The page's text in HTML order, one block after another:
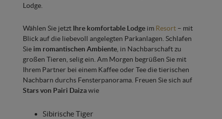
Lodge.
Wählen Sie jetzt Ihre komfortable Lodgeim Resort– mit
Blick auf die liebevoll angelegten Parkanlagen. Schlafen
Sie im romantischen Ambiente, in Nachbarschaft zu
großen Tieren, selig ein. Am Morgen begrüßen Sie mit
Ihrem Partner bei einem Kaffee oder Tee die tierischen
Nachbarn durchs Fensterpanorama. Freuen Sie sich auf
Stars von Pairi Daizawie
Sibirische Tiger